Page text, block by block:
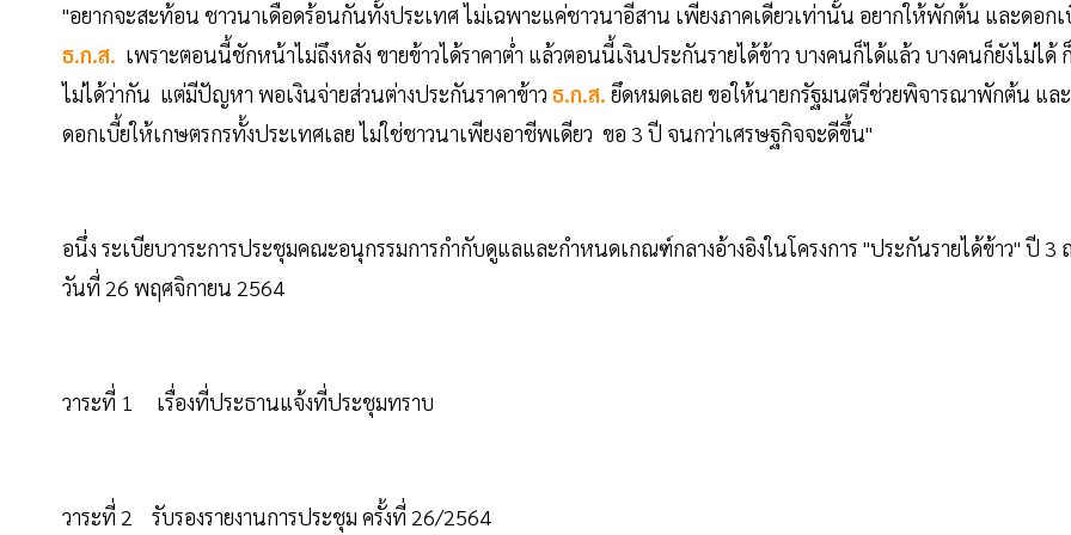
"อยากจะสะท้อน ชาวนาเดือดร้อนกันทั้งประเทศ ไม่เฉพาะแค่ชาวนาอีสาน เพียงภาคเดียวเท่านั้น อยากให้พักต้น และดอกเ
ธ.ก.ส. เพราะตอนนี้ชักหน้าไม่ถึงหลัง ขายข้าวได้ราคาต่ำ แล้วตอนนี้เงินประกันรายได้ข้าว บางคนก็ได้แล้ว บางคนก็ยังไม่ได้ ก็
ไม่ได้ว่ากัน แต่มีปัญหา พอเงินจ่ายส่วนต่างประกันราคาข้าว ธ.ก.ส. ยึดหมดเลย ขอให้นายกรัฐมนตรีช่วยพิจารณาพักต้น และ
ดอกเบี้ยให้เกษตรกรทั้งประเทศเลย ไม่ใช่ชาวนาเพียงอาชีพเดียว ขอ 3 ปี จนกว่าเศรษฐกิจจะดีขึ้น"
อนึ่ง ระเบียบวาระการประชุมคณะอนุกรรมการกำกับดูแลและกำหนดเกณฑ์กลางอ้างอิงในโครงการ "ประกันรายได้ข้าว" ปี 3
วันที่ 26 พฤศจิกายน 2564
วาระที่ 1 เรื่องที่ประธานแจ้งที่ประชุมทราบ
วาระที่ 2 รับรองรายงานการประชุม ครั้งที่ 26/2564